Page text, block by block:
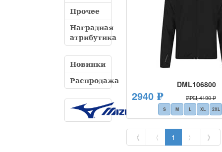
Прочее
Наградная
атрибутика
Новинки
Распродажа
DML106800
2940 ₽ РРЦ 4190 ₽
S M L XL 2XL
《 〈 1 〉 》